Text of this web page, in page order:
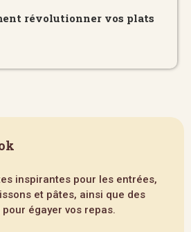
révolutionner vos plats
inspirantes pour les entrées,
et pâtes, ainsi que des
égayer vos repas.